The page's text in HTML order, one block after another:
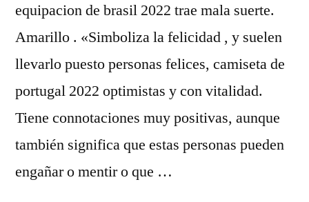
equipacion de brasil 2022 trae mala suerte.
Amarillo . «Simboliza la felicidad , y suelen
llevarlo puesto personas felices, camiseta de
portugal 2022 optimistas y con vitalidad.
Tiene connotaciones muy positivas, aunque
también significa que estas personas pueden
engañar o mentir o que …